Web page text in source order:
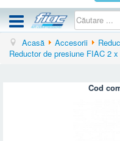
COMPRESOARE
Acasă Accesorii
Reductor de presiune FIAC 2
Cod